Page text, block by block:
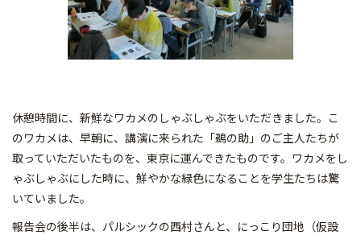
休憩時間に、新鮮なワカメのしゃぶしゃぶをいただきました。こ
のワカメは、早朝に、講演に来られた「鵜の助」のご主人たちが
取っていただいたものを、東京に運んできたものです。ワカメをし
ゃぶしゃぶにした時に、鮮やかな緑色になることを学生たちは驚
いていました。
報告会の後半は、パルシックの西村さんと、にっこり団地（仮設